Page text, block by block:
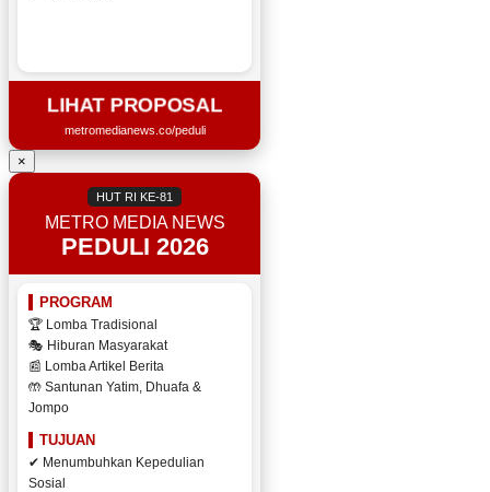
LIHAT PROPOSAL
metromedianews.co/peduli
×
HUT RI KE-81
METRO MEDIA NEWS
PEDULI 2026
PROGRAM
🏆 Lomba Tradisional
🎭 Hiburan Masyarakat
📰 Lomba Artikel Berita
🤲 Santunan Yatim, Dhuafa &
Jompo
TUJUAN
✔ Menumbuhkan Kepedulian
Sosial